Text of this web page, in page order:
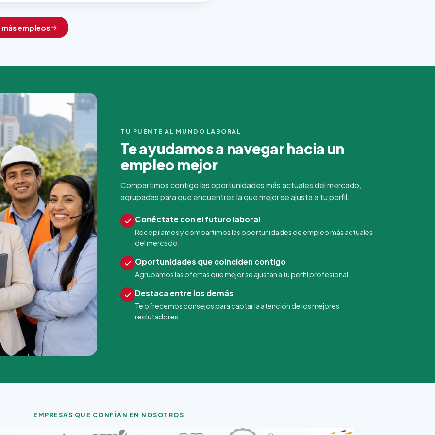
más empleos
TU PUENTE AL MUNDO LABORAL
Te ayudamos a navegar hacia un
empleo mejor
Compartimos contigo las oportunidades más actuales del mercado,
agrupadas para que encuentres la que mejor se ajusta a tu perfil.
Conéctate con el futuro laboral
Recopilamos y compartimos las oportunidades de empleo más actuales
del mercado.
Oportunidades que coinciden contigo
Agrupamos las ofertas que mejor se ajustan a tu perfil profesional.
Destaca entre los demás
Te ofrecemos consejos para captar la atención de los mejores
reclutadores.
EMPRESAS QUE CONFÍAN EN NOSOTROS